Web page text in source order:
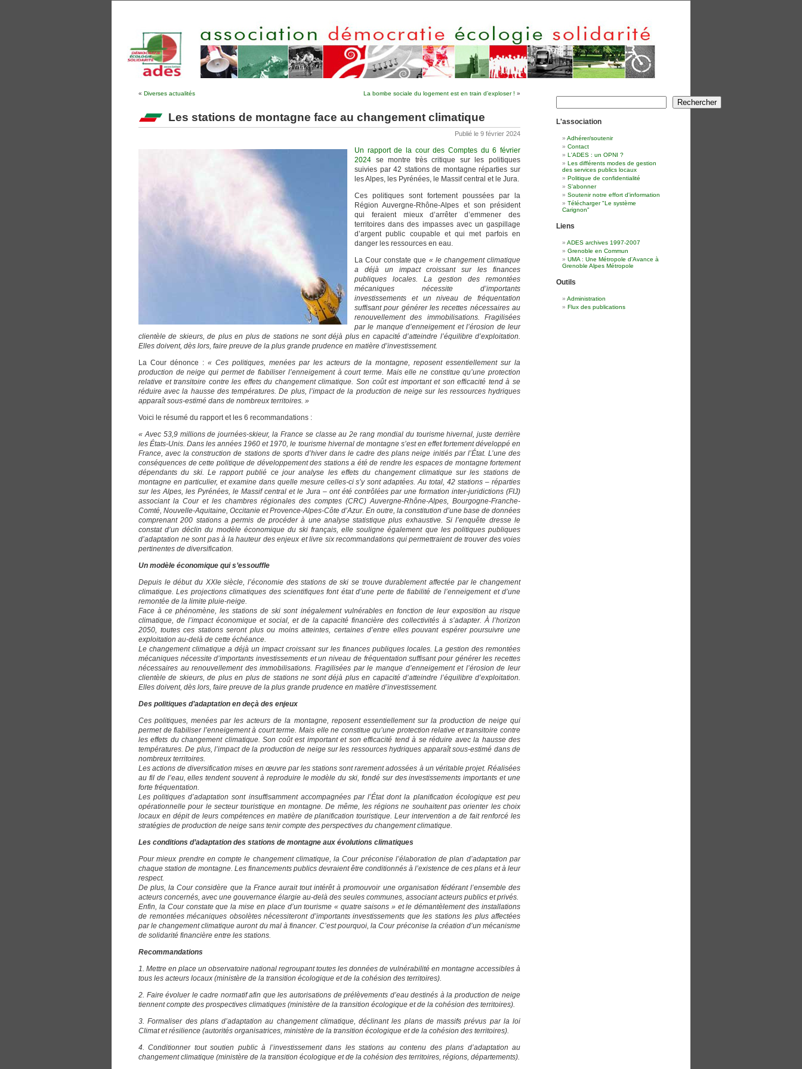
« Diverses actualités La bombe sociale du logement est en train d’exploser ! »
Les stations de montagne face au changement climatique
Publié le 9 février 2024
Un rapport de la cour des Comptes du 6 février
2024 se montre très critique sur les politiques
suivies par 42 stations de montagne réparties sur
les Alpes, les Pyrénées, le Massif central et le Jura.
Ces politiques sont fortement poussées par la
Région Auvergne-Rhône-Alpes et son président
qui feraient mieux d’arrêter d’emmener des
territoires dans des impasses avec un gaspillage
d’argent public coupable et qui met parfois en
danger les ressources en eau.
La Cour constate que « le changement climatique
a déjà un impact croissant sur les finances
publiques locales. La gestion des remontées
mécaniques nécessite d’importants
investissements et un niveau de fréquentation
suffisant pour générer les recettes nécessaires au
renouvellement des immobilisations. Fragilisées
par le manque d’enneigement et l’érosion de leur
clientèle de skieurs, de plus en plus de stations ne sont déjà plus en capacité d’atteindre l’équilibre d’exploitation.
Elles doivent, dès lors, faire preuve de la plus grande prudence en matière d’investissement.
La Cour dénonce : « Ces politiques, menées par les acteurs de la montagne, reposent essentiellement sur la
production de neige qui permet de fiabiliser l’enneigement à court terme. Mais elle ne constitue qu’une protection
relative et transitoire contre les effets du changement climatique. Son coût est important et son efficacité tend à se
réduire avec la hausse des températures. De plus, l’impact de la production de neige sur les ressources hydriques
apparaît sous-estimé dans de nombreux territoires. »
Voici le résumé du rapport et les 6 recommandations :
« Avec 53,9 millions de journées-skieur, la France se classe au 2e rang mondial du tourisme hivernal, juste derrière
les États-Unis. Dans les années 1960 et 1970, le tourisme hivernal de montagne s’est en effet fortement développé en
France, avec la construction de stations de sports d’hiver dans le cadre des plans neige initiés par l’État. L’une des
conséquences de cette politique de développement des stations a été de rendre les espaces de montagne fortement
dépendants du ski. Le rapport publié ce jour analyse les effets du changement climatique sur les stations de
montagne en particulier, et examine dans quelle mesure celles-ci s’y sont adaptées. Au total, 42 stations – réparties
sur les Alpes, les Pyrénées, le Massif central et le Jura – ont été contrôlées par une formation inter-juridictions (FIJ)
associant la Cour et les chambres régionales des comptes (CRC) Auvergne-Rhône-Alpes, Bourgogne-Franche-
Comté, Nouvelle-Aquitaine, Occitanie et Provence-Alpes-Côte d’Azur. En outre, la constitution d’une base de données
comprenant 200 stations a permis de procéder à une analyse statistique plus exhaustive. Si l’enquête dresse le
constat d’un déclin du modèle économique du ski français, elle souligne également que les politiques publiques
d’adaptation ne sont pas à la hauteur des enjeux et livre six recommandations qui permettraient de trouver des voies
pertinentes de diversification.
Un modèle économique qui s’essouffle
Depuis le début du XXle siècle, l’économie des stations de ski se trouve durablement affectée par le changement
climatique. Les projections climatiques des scientifiques font état d’une perte de fiabilité de l’enneigement et d’une
remontée de la limite pluie-neige.
Face à ce phénomène, les stations de ski sont inégalement vulnérables en fonction de leur exposition au risque
climatique, de l’impact économique et social, et de la capacité financière des collectivités à s’adapter. À l’horizon
2050, toutes ces stations seront plus ou moins atteintes, certaines d’entre elles pouvant espérer poursuivre une
exploitation au-delà de cette échéance.
Le changement climatique a déjà un impact croissant sur les finances publiques locales. La gestion des remontées
mécaniques nécessite d’importants investissements et un niveau de fréquentation suffisant pour générer les recettes
nécessaires au renouvellement des immobilisations. Fragilisées par le manque d’enneigement et l’érosion de leur
clientèle de skieurs, de plus en plus de stations ne sont déjà plus en capacité d’atteindre l’équilibre d’exploitation.
Elles doivent, dès lors, faire preuve de la plus grande prudence en matière d’investissement.
Des politiques d’adaptation en deçà des enjeux
Ces politiques, menées par les acteurs de la montagne, reposent essentiellement sur la production de neige qui
permet de fiabiliser l’enneigement à court terme. Mais elle ne constitue qu’une protection relative et transitoire contre
les effets du changement climatique. Son coût est important et son efficacité tend à se réduire avec la hausse des
températures. De plus, l’impact de la production de neige sur les ressources hydriques apparaît sous-estimé dans de
nombreux territoires.
Les actions de diversification mises en œuvre par les stations sont rarement adossées à un véritable projet. Réalisées
au fil de l’eau, elles tendent souvent à reproduire le modèle du ski, fondé sur des investissements importants et une
forte fréquentation.
Les politiques d’adaptation sont insuffisamment accompagnées par l’État dont la planification écologique est peu
opérationnelle pour le secteur touristique en montagne. De même, les régions ne souhaitent pas orienter les choix
locaux en dépit de leurs compétences en matière de planification touristique. Leur intervention a de fait renforcé les
stratégies de production de neige sans tenir compte des perspectives du changement climatique.
Les conditions d’adaptation des stations de montagne aux évolutions climatiques
Pour mieux prendre en compte le changement climatique, la Cour préconise l’élaboration de plan d’adaptation par
chaque station de montagne. Les financements publics devraient être conditionnés à l’existence de ces plans et à leur
respect.
De plus, la Cour considère que la France aurait tout intérêt à promouvoir une organisation fédérant l’ensemble des
acteurs concernés, avec une gouvernance élargie au-delà des seules communes, associant acteurs publics et privés.
Enfin, la Cour constate que la mise en place d’un tourisme « quatre saisons » et le démantèlement des installations
de remontées mécaniques obsolètes nécessiteront d’importants investissements que les stations les plus affectées
par le changement climatique auront du mal à financer. C’est pourquoi, la Cour préconise la création d’un mécanisme
de solidarité financière entre les stations.
Recommandations
1. Mettre en place un observatoire national regroupant toutes les données de vulnérabilité en montagne accessibles à
tous les acteurs locaux (ministère de la transition écologique et de la cohésion des territoires).
2. Faire évoluer le cadre normatif afin que les autorisations de prélèvements d’eau destinés à la production de neige
tiennent compte des prospectives climatiques (ministère de la transition écologique et de la cohésion des territoires).
3. Formaliser des plans d’adaptation au changement climatique, déclinant les plans de massifs prévus par la loi
Climat et résilience (autorités organisatrices, ministère de la transition écologique et de la cohésion des territoires).
4. Conditionner tout soutien public à l’investissement dans les stations au contenu des plans d’adaptation au
changement climatique (ministère de la transition écologique et de la cohésion des territoires, régions, départements).
Rechercher Rechercher
L'association
Adhérer/soutenir
Contact
L'ADES : un OPNI ?
Les différents modes de gestion
des services publics locaux
Politique de confidentialité
S'abonner
Soutenir notre effort d'information
Télécharger "Le système
Carignon"
Liens
ADES archives 1997-2007
Grenoble en Commun
UMA : Une Métropole d'Avance à
Grenoble Alpes Métropole
Outils
Administration
Flux des publications